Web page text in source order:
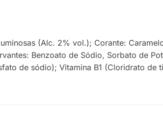
(Alc. 2% vol.); Corante:
Benzoato de Sódio, Sorbato de
de sódio); Vitamina B1 (Cloridrato de